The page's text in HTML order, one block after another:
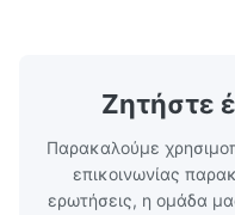
Ζητήστε
Παρακαλούμε
επικοινωνίας
ερωτήσεις, η ομάδα